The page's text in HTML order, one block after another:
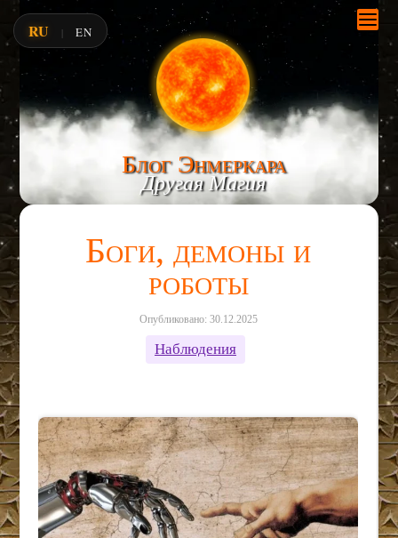
Блог Энмеркара
Другая Магия
Боги, демоны и
роботы
Опубликовано: 30.12.2025
Наблюдения
RU | EN